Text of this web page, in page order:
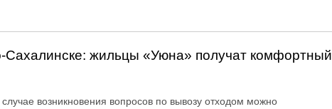
жильцы «Уюна» получат комфортный
случае возникновения вопросов по вывозу отходом можно